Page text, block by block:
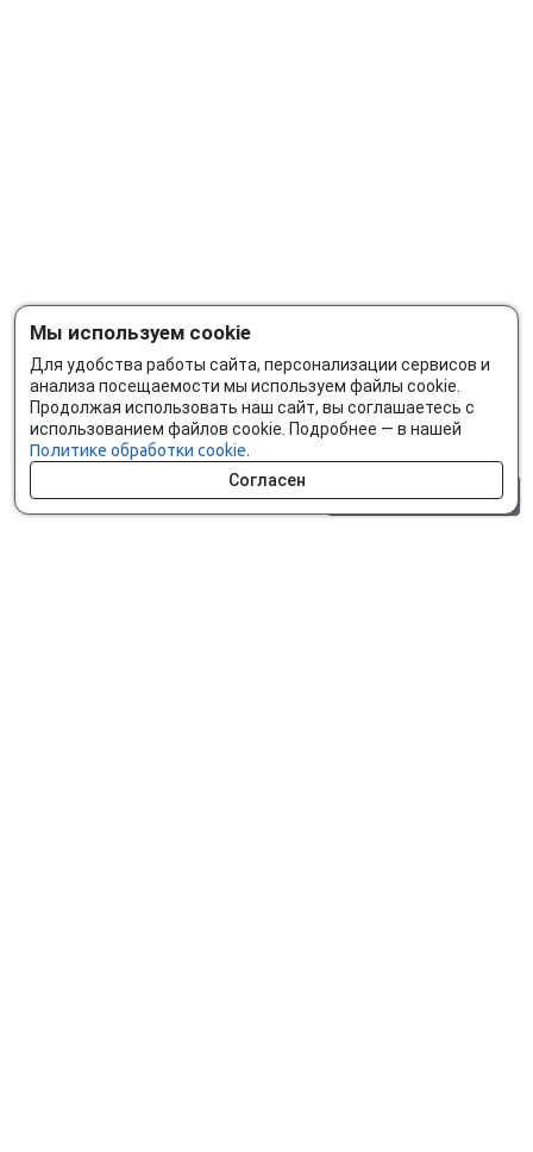
Мы используем cookie
Для удобства работы сайта, персонализации сервисов и
анализа посещаемости мы используем файлы cookie.
Продолжая использовать наш сайт, вы соглашаетесь с
использованием файлов cookie. Подробнее — в нашей
Политике обработки cookie.
Согласен